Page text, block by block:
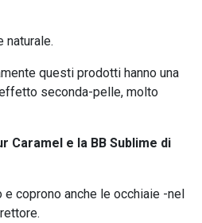
naturale.
questi prodotti hanno una
seconda-pelle, molto
Caramel e la BB Sublime di
coprono anche le occhiaie -nel